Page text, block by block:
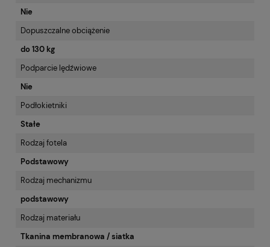
Nie
Dopuszczalne obciążenie
do 130 kg
Podparcie lędźwiowe
Nie
Podłokietniki
Stałe
Rodzaj fotela
Podstawowy
Rodzaj mechanizmu
podstawowy
Rodzaj materiału
Tkanina membranowa / siatka